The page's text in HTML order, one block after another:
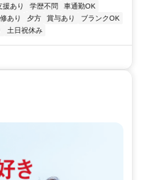
援あり 学歴不問
車通勤OK
あり 夕方 賞与あり
ブランクOK
土日祝休み